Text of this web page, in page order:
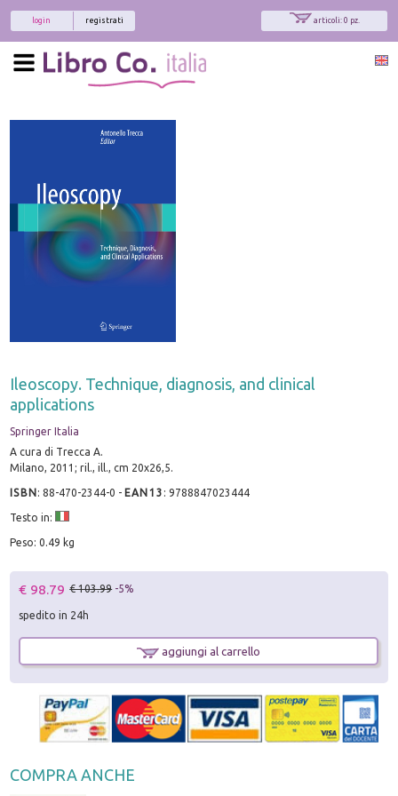
articoli: 0 pz.
registrati
login
Ileoscopy. Technique, diagnosis, and clinical
applications
Springer Italia
A cura di Trecca A.
Milano, 2011; ril., ill., cm 20x26,5.
ISBN:88-470-2344-0 - EAN13 :9788847023444
Testo in:
Peso: 0.49 kg
€ 98.79 € 103.99 -5%
spedito in 24h
aggiungi al carrello
COMPRA ANCHE